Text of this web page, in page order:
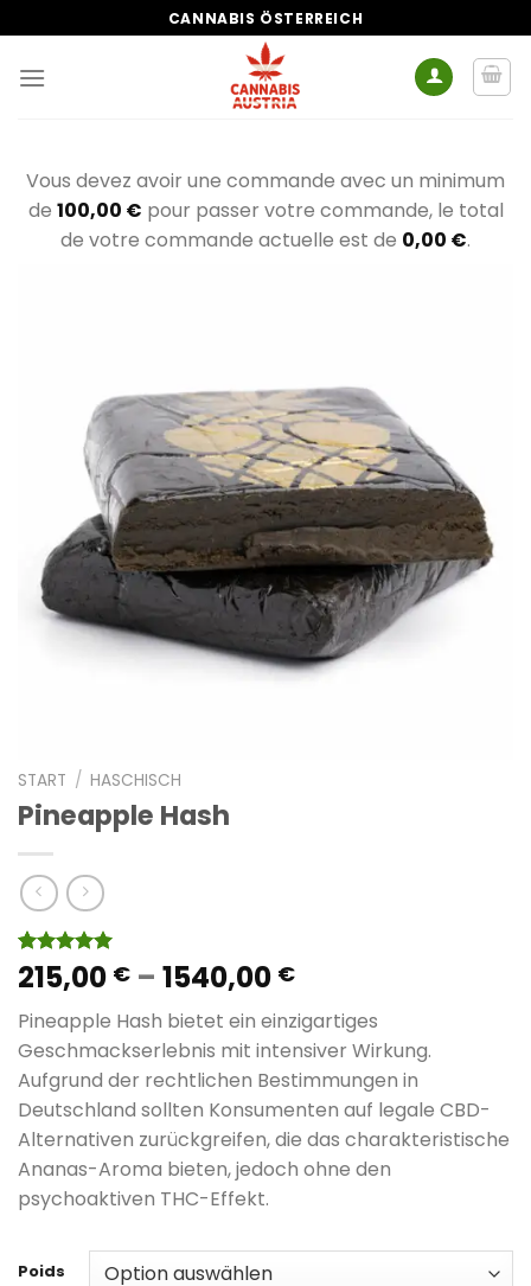
Inhalt
springen
CANNABIS ÖSTERREICH
Vous devez avoir une commande avec un minimum
de 100,00 € pour passer votre commande, le total
de votre commande actuelle est de 0,00 €.
START / HASCHISCH
Pineapple Hash
Bewertet
mit5.00
basierend
auf
10
Kundenbewertungen
215,00 € – 1540,00 €Preisspanne:
215,00 €
bis
1540,00 €
Pineapple Hash bietet ein einzigartiges
Geschmackserlebnis mit intensiver Wirkung.
Aufgrund der rechtlichen Bestimmungen in
Deutschland sollten Konsumenten auf legale CBD-
Alternativen zurückgreifen, die das charakteristische
Ananas-Aroma bieten, jedoch ohne den
psychoaktiven THC-Effekt.
Poids